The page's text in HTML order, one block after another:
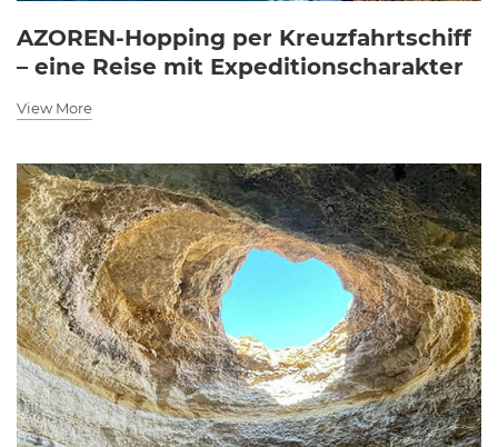
AZOREN-Hopping per Kreuzfahrtschiff
– eine Reise mit Expeditionscharakter
View More